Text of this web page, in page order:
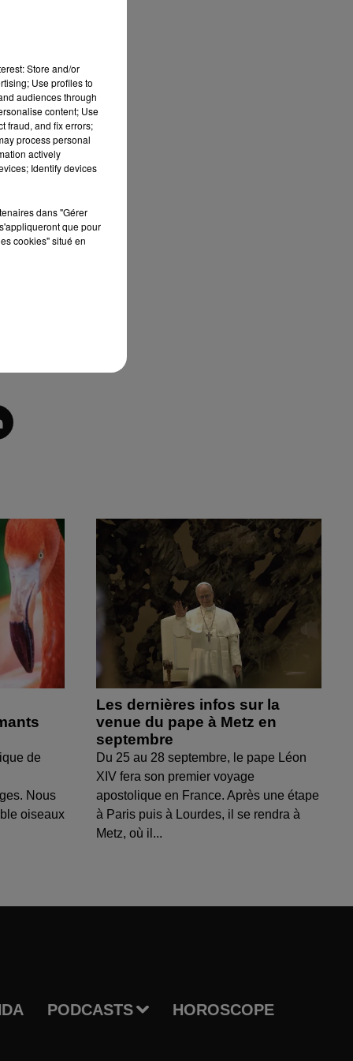
de
Nous
oiseaux
Les dernières infos sur la
venue du pape à Metz en
septembre
Du 25 au 28 septembre, le pape Léon
XIV fera son premier voyage
apostolique en France. Après une étape
à Paris puis à Lourdes, il se rendra à
Metz, où il...
PODCASTS HOROSCOPE
Store and/or
Use profiles to
audiences through
content; Use
fraud, and fix errors;
process personal
actively
Identify devices
dans "Gérer
que pour
cookies" situé en